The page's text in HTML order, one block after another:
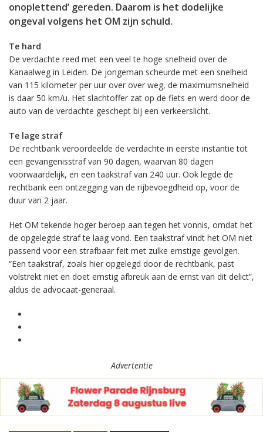
onoplettend’ gereden. Daarom is het dodelijke
ongeval volgens het OM zijn schuld.
Te hard
De verdachte reed met een veel te hoge snelheid over de
Kanaalweg in Leiden. De jongeman scheurde met een snelheid
van 115 kilometer per uur over over weg, de maximumsnelheid
is daar 50 km/u. Het slachtoffer zat op de fiets en werd door de
auto van de verdachte geschept bij een verkeerslicht.
Te lage straf
De rechtbank veroordeelde de verdachte in eerste instantie tot
een gevangenisstraf van 90 dagen, waarvan 80 dagen
voorwaardelijk, en een taakstraf van 240 uur. Ook legde de
rechtbank een ontzegging van de rijbevoegdheid op, voor de
duur van 2 jaar.
Het OM tekende hoger beroep aan tegen het vonnis, omdat het
de opgelegde straf te laag vond. Een taakstraf vindt het OM niet
passend voor een strafbaar feit met zulke ernstige gevolgen.
“Een taakstraf, zoals hier opgelegd door de rechtbank, past
volstrekt niet en doet ernstig afbreuk aan de ernst van dit delict”,
aldus de advocaat-generaal.
Advertentie